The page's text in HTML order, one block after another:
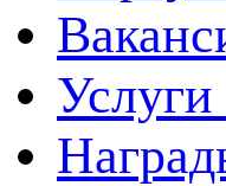
Услуги